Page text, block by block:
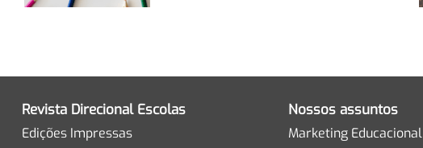
Revista Direcional Escolas
Edições Impressas
Nossos assuntos
Marketing Educacional